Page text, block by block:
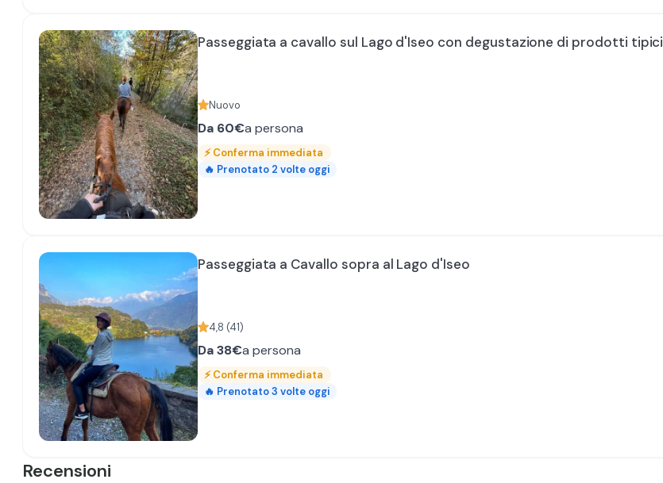
Passeggiata a cavallo sul Lago d'Iseo con degustazione di prodotti tipici
Nuovo
Da 60€a persona
⚡Conferma immediata
🔥 Prenotato 2 volte oggi
Passeggiata a Cavallo sopra al Lago d'Iseo
4,8 (41)
Da38€a persona
⚡Conferma immediata
🔥 Prenotato3 volte oggi
Recensioni